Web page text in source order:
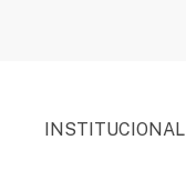
INSTITUCIONAL